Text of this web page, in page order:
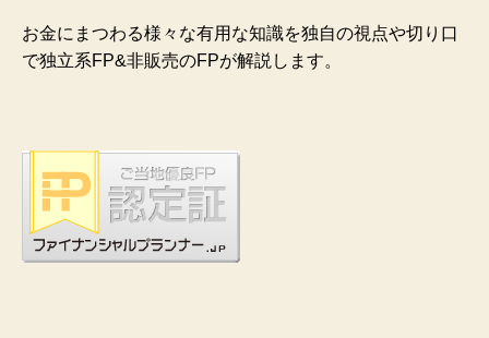
お金にまつわる様々な有用な知識を独自の視点や切り口
で独立系FP&非販売のFPが解説します。